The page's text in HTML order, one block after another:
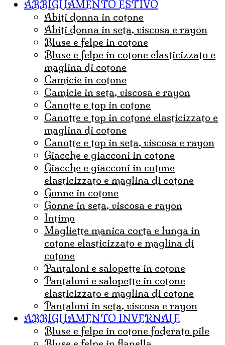
ABBIGLIAMENTO ESTIVO
abiti donna in cotone
abiti donna in seta, viscosa e rayon
bluse e felpe in cotone
bluse e felpe in cotone elasticizzato e
maglina di cotone
camicie in cotone
camicie in seta, viscosa e rayon
canotte e top in cotone
canotte e top in cotone elasticizzato e
maglina di cotone
canotte e top in seta, viscosa e rayon
Giacche e giacconi in cotone
giacche e giacconi in cotone
elasticizzato e maglina di cotone
gonne in cotone
Gonne in seta, viscosa e rayon
Intimo
magliette manica corta e lunga in
cotone elasticizzato e maglina di
cotone
pantaloni e salopette in cotone
Pantaloni e salopette in cotone
elasticizzato e maglina di cotone
Pantaloni in seta, viscosa e rayon
ABBIGLIAMENTO INVERNALE
Bluse e felpe in cotone foderato pile